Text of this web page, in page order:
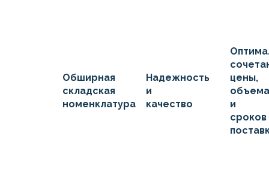
Обширная
складская
номенклатура
Надежность
и
качество
цены,
объема
и
сроков